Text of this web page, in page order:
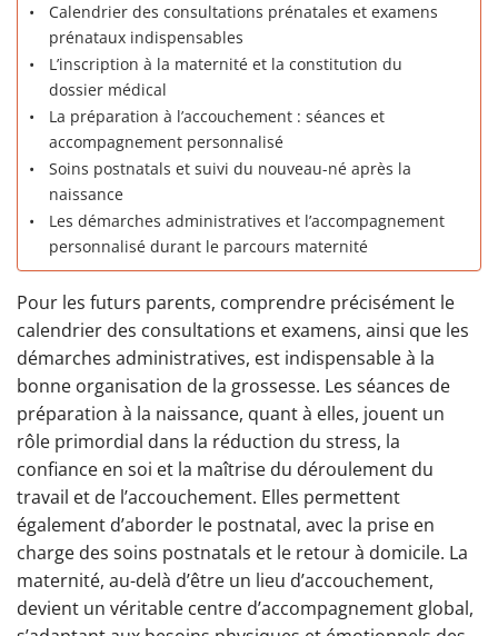
Calendrier des consultations prénatales et examens
prénataux indispensables
L’inscription à la maternité et la constitution du
dossier médical
La préparation à l’accouchement : séances et
accompagnement personnalisé
Soins postnatals et suivi du nouveau-né après la
naissance
Les démarches administratives et l’accompagnement
personnalisé durant le parcours maternité
Pour les futurs parents, comprendre précisément le
calendrier des consultations et examens, ainsi que les
démarches administratives, est indispensable à la
bonne organisation de la grossesse. Les séances de
préparation à la naissance, quant à elles, jouent un
rôle primordial dans la réduction du stress, la
confiance en soi et la maîtrise du déroulement du
travail et de l’accouchement. Elles permettent
également d’aborder le postnatal, avec la prise en
charge des soins postnatals et le retour à domicile. La
maternité, au-delà d’être un lieu d’accouchement,
devient un véritable centre d’accompagnement global,